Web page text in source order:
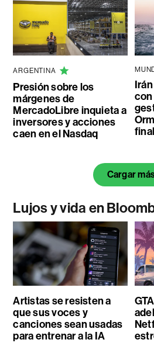
ARGENTINA
Presión sobre los
márgenes de
MercadoLibre inquieta a
inversores y acciones
caen en el Nasdaq
con
final
Cargar
Lujos y vida en
Artistas se resisten a
que sus voces y
canciones sean usadas
para entrenar a la IA